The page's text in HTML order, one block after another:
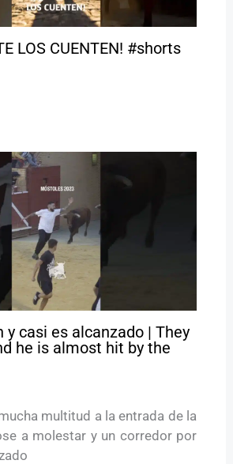
LOS CUENTEN! #shorts
y casi es alcanzado | They
he is almost hit by the
multitud a la entrada de la
a molestar y un corredor por